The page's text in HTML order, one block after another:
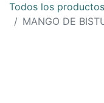
Todos los productos
MANGO DE